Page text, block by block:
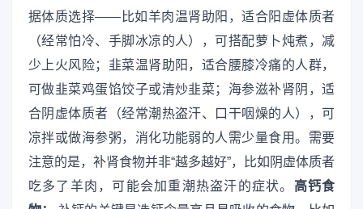
据体质选择——比如羊肉温肾助阳，适合阳虚体质者
（经常怕冷、手脚冰凉的人），可搭配萝卜炖煮，减
少上火风险；韭菜温肾助阳，适合腰膝冷痛的人群，
可做韭菜鸡蛋馅饺子或清炒韭菜；海参滋补肾阴，适
合阴虚体质者（经常潮热盗汗、口干咽燥的人），可
凉拌或做海参粥，消化功能弱的人需少量食用。需要
注意的是，补肾食物并非“越多越好”，比如阴虚体质者
吃多了羊肉，可能会加重潮热盗汗的症状。 高钙食